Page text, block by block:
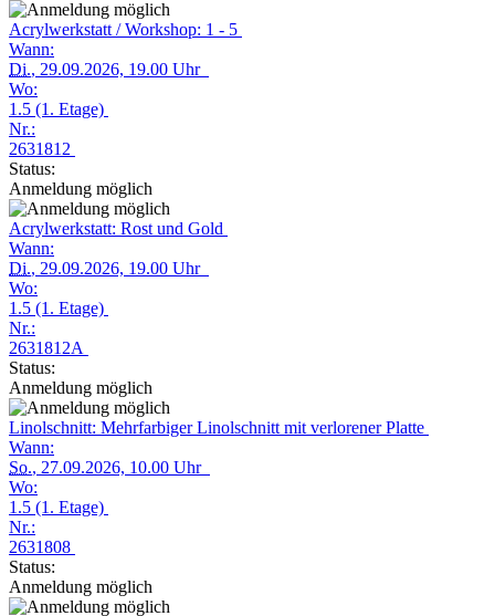
Acrylwerkstatt / Workshop: 1 - 5
Wann:
Di., 29.09.2026, 19.00 Uhr
Wo:
1.5 (1. Etage)
Nr.:
2631812
Status:
Anmeldung möglich
Acrylwerkstatt: Rost und Gold
Wann:
Di., 29.09.2026, 19.00 Uhr
Wo:
1.5 (1. Etage)
Nr.:
2631812A
Status:
Anmeldung möglich
Linolschnitt: Mehrfarbiger Linolschnitt mit verlorener Platte
Wann:
So., 27.09.2026, 10.00 Uhr
Wo:
1.5 (1. Etage)
Nr.:
2631808
Status:
Anmeldung möglich